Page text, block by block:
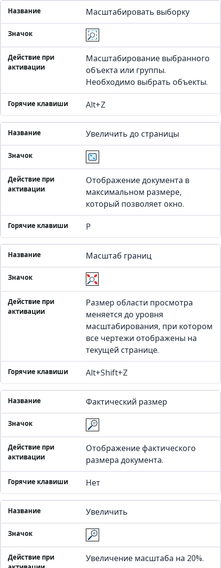
Масштабировать выборку
Масштабирование выбранного
объекта или группы.
Необходимо выбрать объекты.
Alt+Z
Увеличить до страницы
Отображение документа в
максимальном размере,
который позволяет окно.
P
Масштаб границ
Размер области просмотра
меняется до уровня
масштабирования, при котором
все чертежи отображены на
текущей странице.
Alt+Shift+Z
Фактический размер
Отображение фактического
размера документа.
Нет
Увеличить
Увеличение масштаба на 20%.